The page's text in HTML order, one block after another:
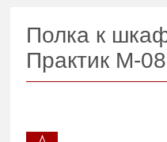
Полка к
Практик M-08